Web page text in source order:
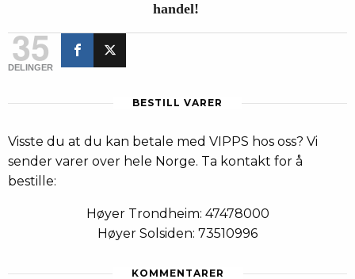
handel!
35
DELINGER
BESTILL VARER
Visste du at du kan betale med VIPPS hos oss? Vi
sender varer over hele Norge. Ta kontakt for å
bestille:
Høyer Trondheim: 47478000
Høyer Solsiden: 73510996
KOMMENTARER